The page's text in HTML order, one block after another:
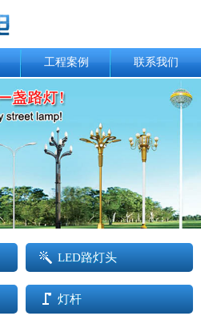
工程案例 联系我们
LED路灯头
灯杆